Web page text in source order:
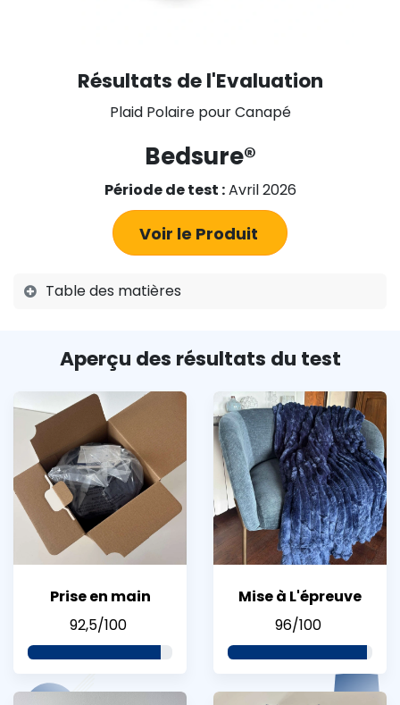
Résultats de l'Evaluation
Plaid Polaire pour Canapé
Bedsure®
Période de test :Avril 2026
Voir le Produit
Table des matières
Aperçu des résultats du test
Prise en main
92,5/100
Mise à L'épreuve
96/100